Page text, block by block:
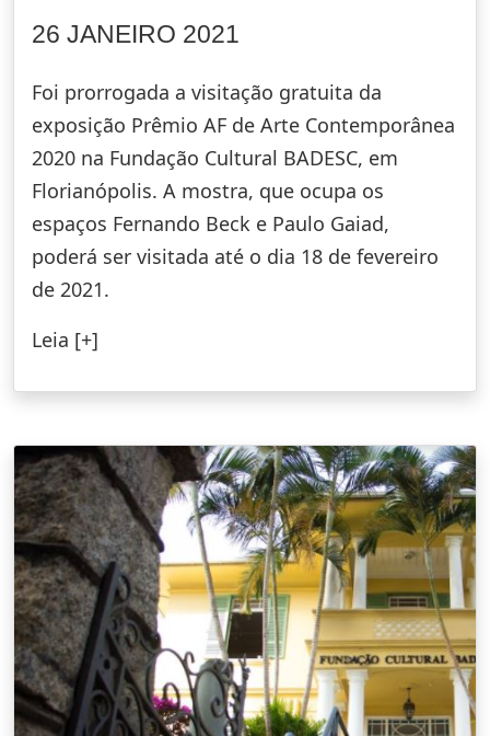
26 JANEIRO 2021
Foi prorrogada a visitação gratuita da
exposição Prêmio AF de Arte Contemporânea
2020 na Fundação Cultural BADESC, em
Florianópolis. A mostra, que ocupa os
espaços Fernando Beck e Paulo Gaiad,
poderá ser visitada até o dia 18 de fevereiro
de 2021.
Leia [+]